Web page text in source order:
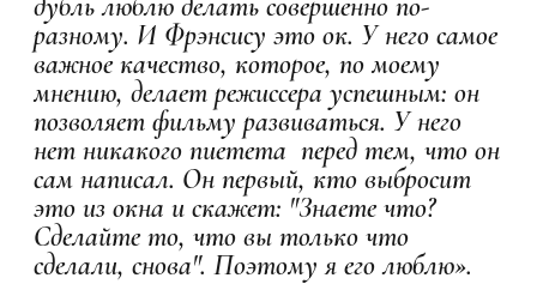
разному. И Фрэнсису это ок. У него самое
важное качество, которое, по моему
мнению, делает режиссера успешным: он
позволяет фильму развиваться. У него
нет никакого пиетета перед тем, что он
сам написал. Он первый, кто выбросит
это из окна и скажет: "Знаете что?
Сделайте то, что вы только что
сделали, снова". Поэтому я его люблю».